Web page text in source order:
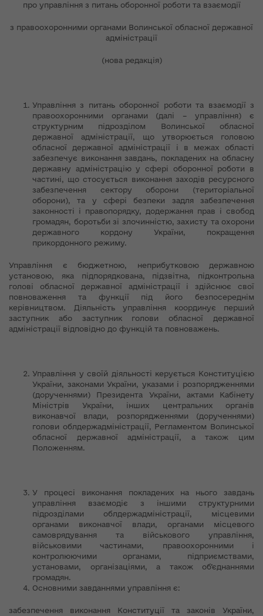
про управління з питань оборонної роботи та взаємодії
з правоохоронними органами Волинської обласної державної
адміністрації
(нова редакція)
Управління з питань оборонної роботи та взаємодії з
правоохоронними органами (далі – управління) є
структурним підрозділом Волинської обласної
державної адміністрації, що утворюється головою
обласної державної адміністрації і в межах області
забезпечує виконання завдань, покладених на обласну
державну адміністрацію у сфері оборонної роботи в
частині, що стосується виконання заходів ресурсного
забезпечення сектору оборони (територіальної
оборони), та у сфері безпеки задля забезпечення
законності і правопорядку, додержання прав і свобод
громадян, боротьби зі злочинністю, захисту та охорони
державного кордону України, покращення
прикордонного режиму.
Управління є бюджетною, неприбутковою державною
установою, яка підпорядкована, підзвітна, підконтрольна
голові обласної державної адміністрації і здійснює свої
повноваження та функції під його безпосереднім
керівництвом. Діяльність управління координує перший
заступник або заступник голови обласної державної
адміністрації відповідно до функцій та повноважень.
Управління у своїй діяльності керується Конституцією
України, законами України, указами і розпорядженнями
(дорученнями) Президента України, актами Кабінету
Міністрів України, інших центральних органів
виконавчої влади, розпорядженнями (дорученнями)
голови облдержадміністрації, Регламентом Волинської
обласної державної адміністрації, а також цим
Положенням.
У процесі виконання покладених на нього завдань
управління взаємодіє з іншими структурними
підрозділами облдержадміністрації, місцевими
органами виконавчої влади, органами місцевого
самоврядування та військового управління,
військовими частинами, правоохоронними і
контролюючими органами, підприємствами,
установами, організаціями, а також об’єднаннями
громадян.
Основними завданнями управління є:
забезпечення виконання Конституції та законів України,